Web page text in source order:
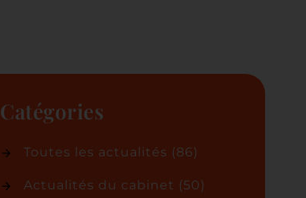
Catégories
Toutes les actualités (86)
Actualités du cabinet (50)